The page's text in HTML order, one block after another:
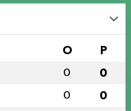
O P
0 0
0 0